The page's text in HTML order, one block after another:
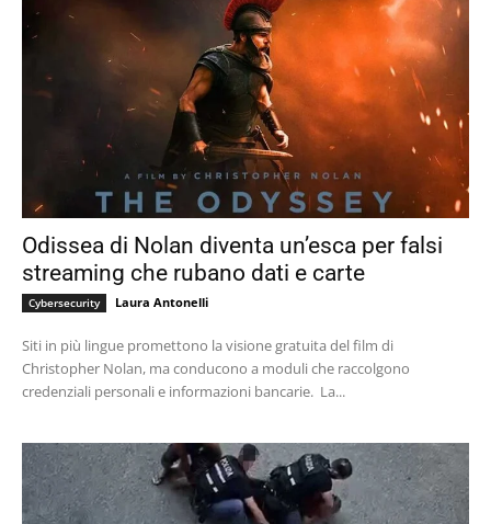
Odissea di Nolan diventa un’esca per falsi
streaming che rubano dati e carte
Cybersecurity Laura Antonelli
Siti in più lingue promettono la visione gratuita del film di
Christopher Nolan, ma conducono a moduli che raccolgono
credenziali personali e informazioni bancarie. La...